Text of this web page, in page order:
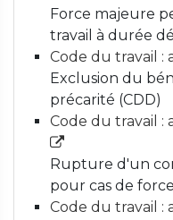
Force majeure
travail à durée
Code du travail :
Exclusion du
précarité (CDD)
Code du travail :
Rupture d'un
pour cas de
Code du travail :